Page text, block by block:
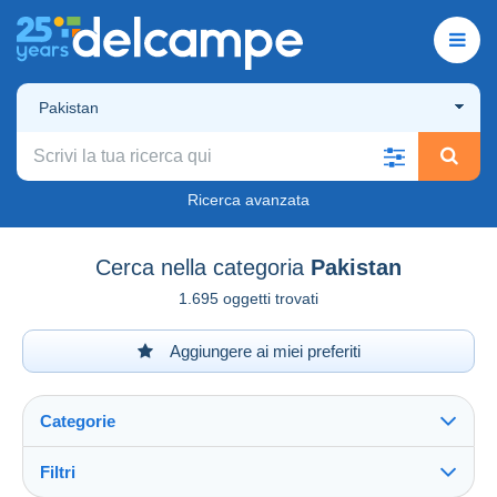
Pakistan
Ricerca avanzata
Cerca nella categoria Pakistan
1.695 oggetti trovati
Aggiungere ai miei preferiti
Categorie
Filtri